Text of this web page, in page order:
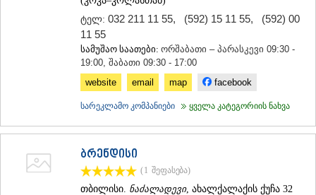
ტელ: 032 211 11 55, (592) 15 11 55, (592) 00
11 55
სამუშაო საათები: ორშაბათი – პარასკევი 09:30 -
19:00, შაბათი 09:30 - 17:00
website
email map facebook
სარეკლამო კომპანიები ყველა კატეგორიის ნახვა
ბრენდისი
(1 შეფასება)
თბილისი. ნაძალადევი, ახალქალაქის ქუჩა 32